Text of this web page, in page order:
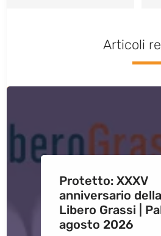
Articoli
Protetto: XXXV
anniversario
Libero Grassi |
agosto 2026